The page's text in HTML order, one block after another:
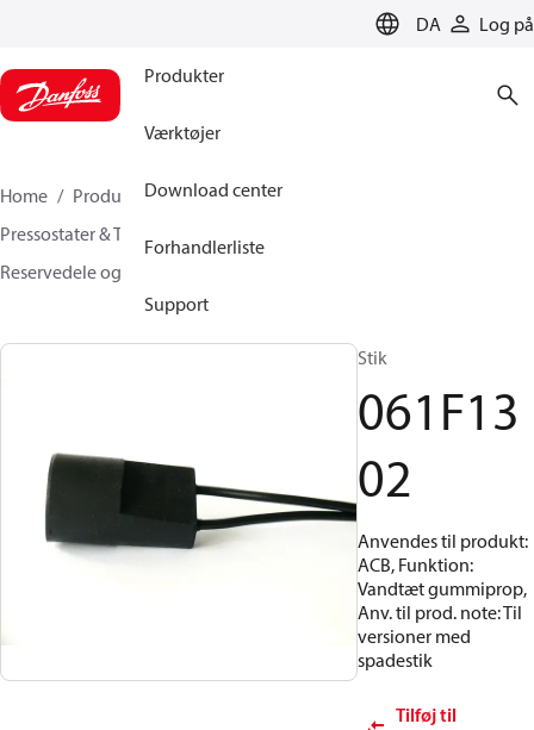
DA Log på
Produkter
Værktøjer
Download center
Forhandlerliste
Support
Home Produkter
Climate Solutions for cooling
Pressostater & Termostater
Reservedele og tilbehør til kontakter
Stik
061F13
02
Anvendes til produkt:
ACB, Funktion:
Vandtæt gummiprop,
Anv. til prod. note: Til
versioner med
spadestik
Tilføj til